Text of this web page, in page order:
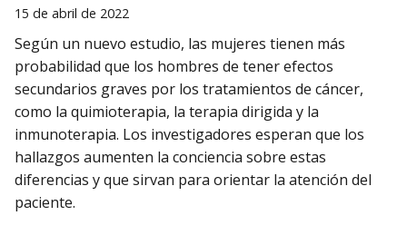
15 de abril de 2022
Según un nuevo estudio, las mujeres tienen más
probabilidad que los hombres de tener efectos
secundarios graves por los tratamientos de cáncer,
como la quimioterapia, la terapia dirigida y la
inmunoterapia. Los investigadores esperan que los
hallazgos aumenten la conciencia sobre estas
diferencias y que sirvan para orientar la atención del
paciente.